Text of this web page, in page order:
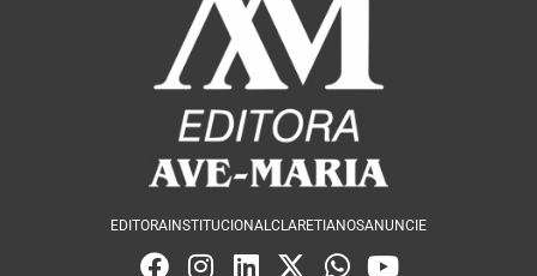
EDITORA INSTITUCIONALCLARETIANOSANUNCIE